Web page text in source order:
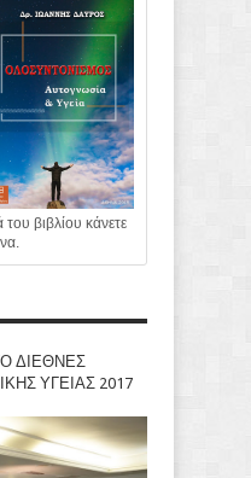
βιβλίου κάνετε
ΔΙΕΘΝΕΣ
ΥΓΕΙΑΣ 2017